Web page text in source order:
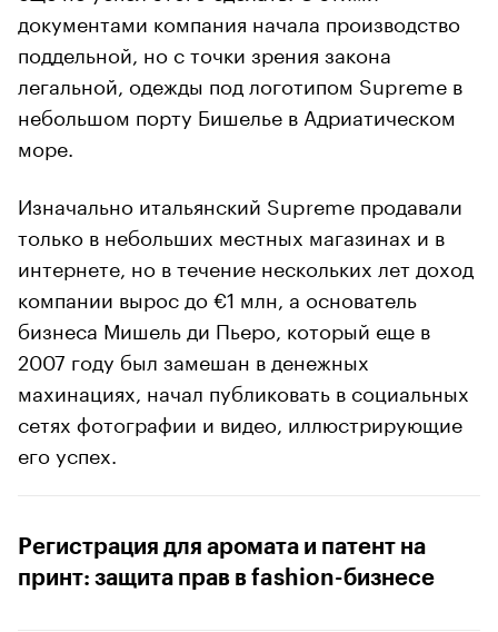
документами компания начала производство
поддельной, но с точки зрения закона
легальной, одежды под логотипом Supreme в
небольшом порту Бишелье в Адриатическом
море.
Изначально итальянский Supreme продавали
только в небольших местных магазинах и в
интернете, но в течение нескольких лет доход
компании вырос до €1 млн, а основатель
бизнеса Мишель ди Пьеро, который еще в
2007 году был замешан в денежных
махинациях, начал публиковать в социальных
сетях фотографии и видео, иллюстрирующие
его успех.
Регистрация для аромата и патент на
принт: защита прав в fashion-бизнесе